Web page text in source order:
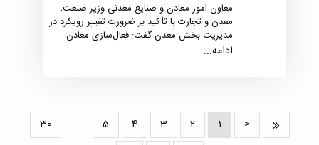
معاون امور معادن و صنایع معدنی وزیر صنعت،
معدن و تجارت با تأکید بر ضرورت تغییر رویکرد در
مدیریت بخش معدن گفت: فعال‌سازی معادن
کوچک و راکد می‌تواند نقش تعیین‌کننده‌ای در
ادامه...
<
1
2
3
4
5
..
30